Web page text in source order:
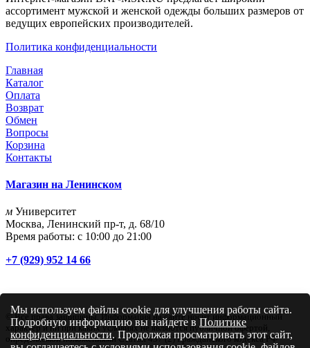
ассортимент мужской и женской одежды больших размеров от
ведущих европейских производителей.
Политика конфиденциальности
Главная
Каталог
Оплата
Возврат
Обмен
Вопросы
Корзина
Контакты
Магазин на Ленинском
м Университет
Москва, Ленинский пр-т, д. 68/10
Время работы: с 10:00 до 21:00
+7 (929) 952 14 66
© Все права защищены. Информация на сайте носит информационный
характер и ни при каких условиях не являются публичной офертой,
определяемой положениями Статьи 437 (2) Гражданского кодекса РФ
Мы используем файлы cookie для улучшения работы сайта.
Подробную информацию вы найдете в Политике
конфиденциальности. Продолжая просматривать этот сайт,